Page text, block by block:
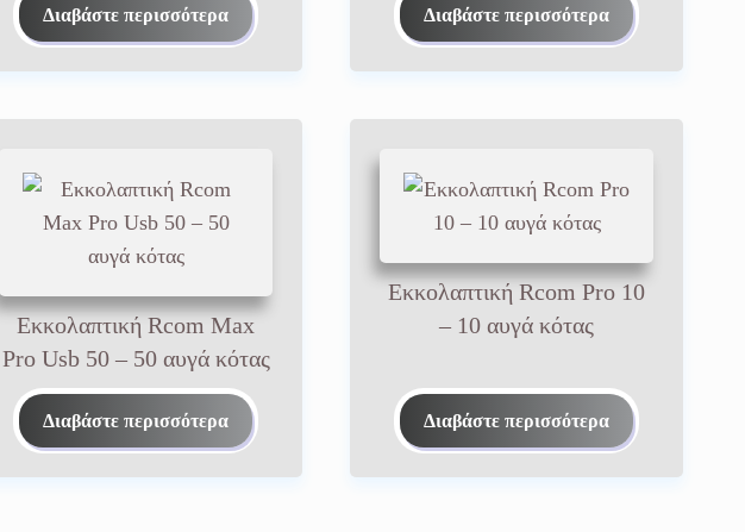
Διαβάστε περισσότερα Διαβάστε περισσότερα
Εκκολαπτική Rcom Max
Pro Usb 50 – 50 αυγά κότας
Διαβάστε περισσότερα
Εκκολαπτική Rcom Pro 10
– 10 αυγά κότας
Διαβάστε περισσότερα